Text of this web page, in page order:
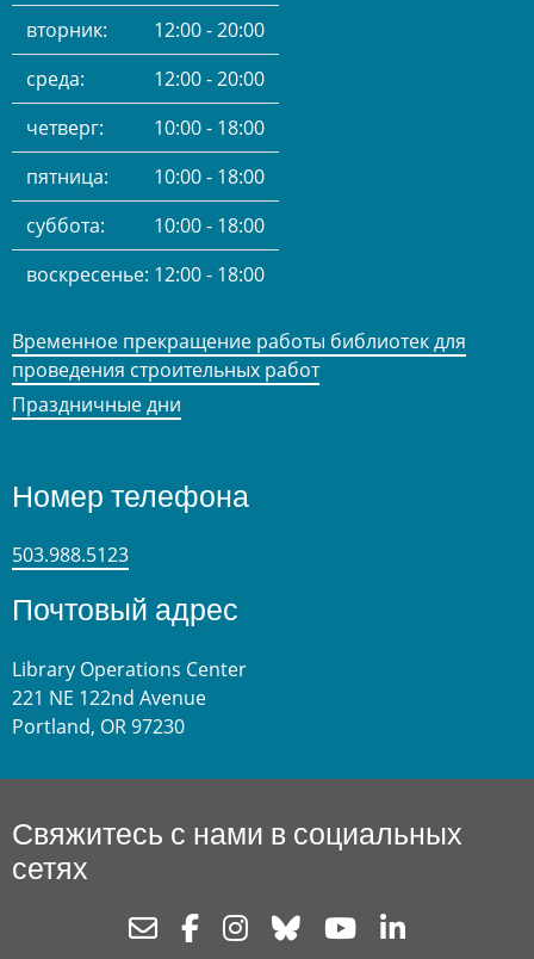
вторник:
12:00 - 20:00
среда:
12:00 - 20:00
четверг:
10:00 - 18:00
пятница:
10:00 - 18:00
суббота:
10:00 - 18:00
воскресенье: 12:00 - 18:00
Временное прекращение работы библиотек для
проведения строительных работ
Праздничные дни
Номер телефона
503.988.5123
Почтовый адрес
Library Operations Center
221 NE 122nd Avenue
Portland, OR 97230
Свяжитесь с нами в социальных
сетях
NewsletterFacebookInstagram
Bluesky Youtube